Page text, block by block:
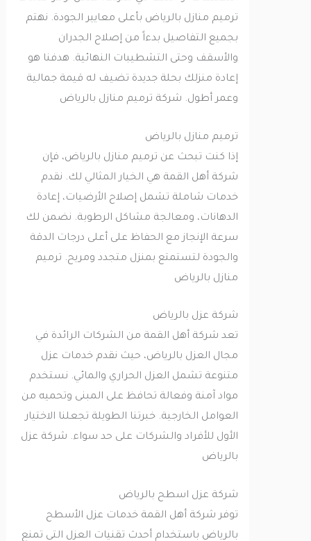
ترميم منازل بالرياض بأعلى معايير الجودة. نهتم
بجميع التفاصيل بدءاً من إصلاح الجدران
والأسقف وحتى التشطيبات النهائية. هدفنا هو
إعادة منزلك بحلة جديدة تضيف له قيمة جمالية
وعمر أطول. شركة ترميم منازل بالرياض
ترميم منازل بالرياض
إذا كنت تبحث عن ترميم منازل بالرياض، فإن
شركة أهل القمة هي الخيار المثالي لك. نقدم
خدمات شاملة تشمل إصلاح الأرضيات، إعادة
الدهانات، ومعالجة مشاكل الرطوبة. نضمن لك
سرعة الإنجاز مع الحفاظ على أعلى درجات الدقة
والجودة لتستمتع بمنزل متجدد ومريح. ترميم
منازل بالرياض
شركة عزل بالرياض
تعد شركة أهل القمة من الشركات الرائدة في
مجال العزل بالرياض، حيث نقدم خدمات عزل
متنوعة تشمل العزل الحراري والمائي. نستخدم
مواد آمنة وفعالة تحافظ على المبنى وتحميه من
العوامل الخارجية. خبرتنا الطويلة تجعلنا الاختيار
الأول للأفراد والشركات على حد سواء. شركة عزل
بالرياض
شركة عزل اسطح بالرياض
توفر شركة أهل القمة خدمات عزل الأسطح
بالرياض باستخدام أحدث تقنيات العزل التي تمنع